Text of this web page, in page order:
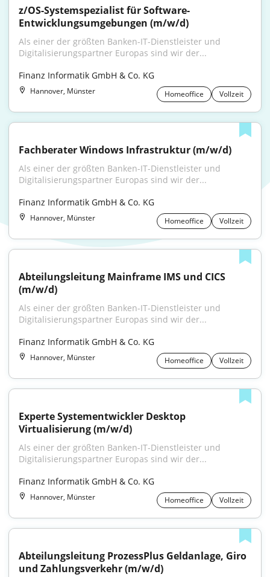
z/OS-Systemspezialist für Software-
Entwicklungsumgebungen (m/w/d)
Als einer der größten Banken-IT-Dienstleister und
Digitalisierungspartner Europas sind wir der...
Finanz Informatik GmbH & Co. KG
Hannover, Münster Homeoffice Vollzeit
Fachberater Windows Infrastruktur (m/w/d)
Als einer der größten Banken-IT-Dienstleister und
Digitalisierungspartner Europas sind wir der...
Finanz Informatik GmbH & Co. KG
Hannover, Münster Homeoffice Vollzeit
Abteilungsleitung Mainframe IMS und CICS
(m/w/d)
Als einer der größten Banken-IT-Dienstleister und
Digitalisierungspartner Europas sind wir der...
Finanz Informatik GmbH & Co. KG
Hannover, Münster Homeoffice Vollzeit
Experte Systementwickler Desktop
Virtualisierung (m/w/d)
Als einer der größten Banken-IT-Dienstleister und
Digitalisierungspartner Europas sind wir der...
Finanz Informatik GmbH & Co. KG
Hannover, Münster Homeoffice Vollzeit
Abteilungsleitung ProzessPlus Geldanlage, Giro
und Zahlungsverkehr (m/w/d)